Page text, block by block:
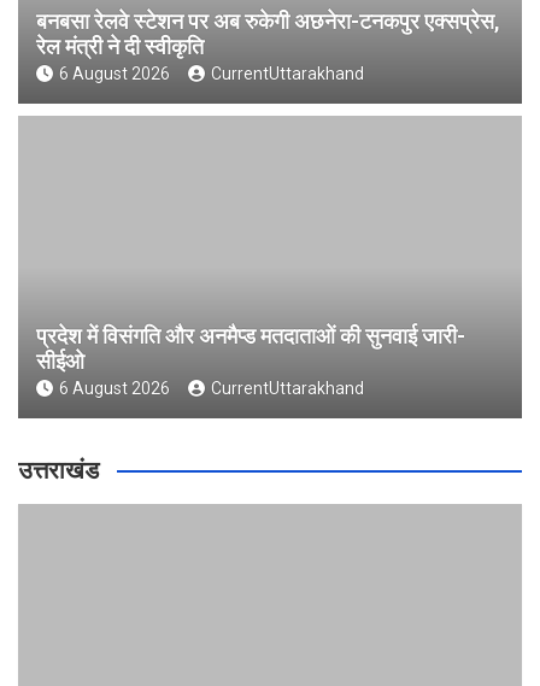
बनबसा रेलवे स्टेशन पर अब रुकेगी अछनेरा-टनकपुर एक्सप्रेस,
रेल मंत्री ने दी स्वीकृति
6 August 2026 CurrentUttarakhand
प्रदेश में विसंगति और अनमैप्ड मतदाताओं की सुनवाई जारी-
सीईओ
6 August 2026 CurrentUttarakhand
उत्तराखंड